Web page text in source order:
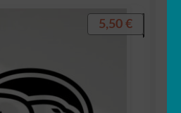
5,50 €